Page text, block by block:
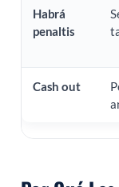
Habrá
penaltis
Cash out